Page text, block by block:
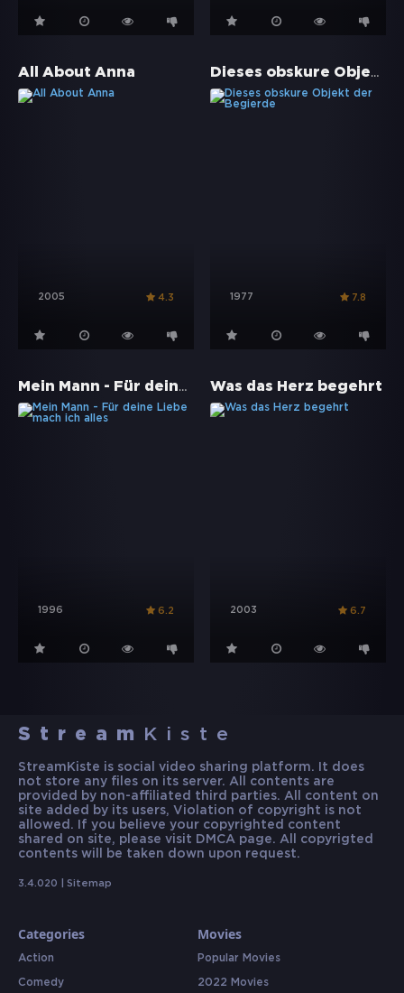
All About Anna
2005 4.3
Dieses obskure Objekt der Begierde
1977 7.8
Mein Mann - Für deine Liebe mach ich alles
1996 6.2
Was das Herz begehrt
2003 6.7
Stream Kiste
StreamKiste is social video sharing platform. It does
not store any files on its server. All contents are
provided by non-affiliated third parties. All content on
site added by its users, Violation of copyright is not
allowed. If you believe your copyrighted content
shared on site, please visit DMCA page. All copyrigted
contents will be taken down upon request.
3.4.020 | Sitemap
Categories
Action
Comedy
Movies
Popular Movies
2022 Movies